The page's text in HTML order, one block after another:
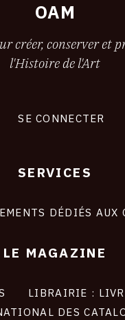
OAM
créer, conserver et
l'Histoire de l'Art
SE CONNECTER
SERVICES
DÉDIÉS AUX
LE MAGAZINE
LIBRAIRIE :
DES